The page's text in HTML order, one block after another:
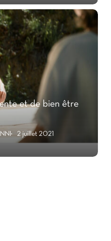
et de bien être
2 juillet 2021